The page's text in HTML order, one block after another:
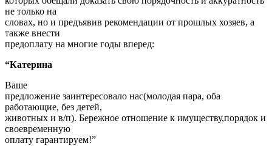
не только на
словах, но и предъявив рекомендации от прошлых хозяев, а
также внести
предоплату на многие годы вперед:
“Катерина
Ваше
предложение заинтересовало нас(молодая пара, оба
работающие, без детей,
животных и в/п). Бережное отношение к имуществу,порядок и
своевременную
оплату гарантируем!”